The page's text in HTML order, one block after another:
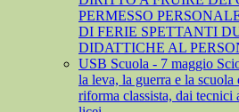
PERMESSO
DI FERIE SPETTANTI
DIDATTICHE AL
USB Scuola - 7 maggio
la leva, la guerra e la
riforma classista, dai tecnici